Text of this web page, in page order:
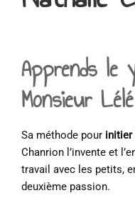
Apprends le
Monsieur Lélé
Sa méthode pour initier
Chanrion l’invente et
travail avec les petits,
deuxième passion.